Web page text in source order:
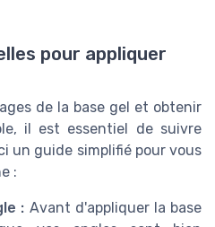
pour appliquer
de la base gel et obtenir
il est essentiel de suivre
un guide simplifié pour vous
:
: Avant d'appliquer la base